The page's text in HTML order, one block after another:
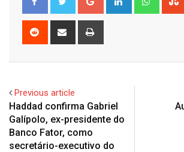
Reddit
Share
Previous article
Haddad confirma Gabriel
Galípolo, ex-presidente do
Banco Fator, como
secretário-executivo do